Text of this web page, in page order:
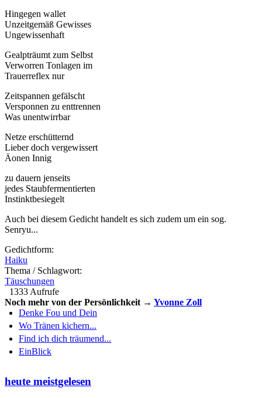
Hingegen wallet
Unzeitgemäß Gewisses
Ungewissenhaft
Gealpträumt zum Selbst
Verworren Tonlagen im
Trauerreflex nur
Zeitspannen gefälscht
Versponnen zu enttrennen
Was unentwirrbar
Netze erschütternd
Lieber doch vergewissert
Äonen Innig
zu dauern jenseits
jedes Staubfermentierten
Instinktbesiegelt
Auch bei diesem Gedicht handelt es sich zudem um ein sog.
Senryu...
Gedichtform:
Haiku
Thema / Schlagwort:
Täuschungen
1333 Aufrufe
Noch mehr von der Persönlichkeit → Yvonne Zoll
Denke Fou und Dein
Wo Tränen kichern...
Find ich dich träumend...
EinBlick
heute meistgelesen